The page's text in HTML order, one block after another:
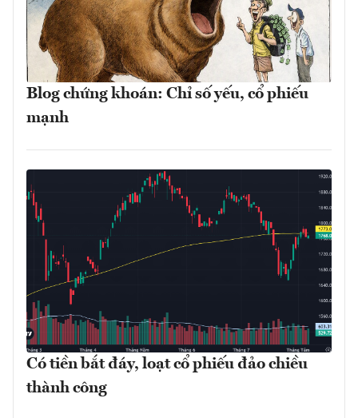
Blog chứng khoán: Chỉ số yếu, cổ phiếu
mạnh
Có tiền bắt đáy, loạt cổ phiếu đảo chiều
thành công